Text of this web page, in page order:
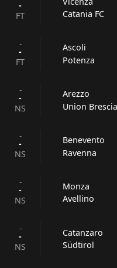
-
FT
Catania FC
-
-
FT
Ascoli
Potenza
-
-
NS
Arezzo
Union Brescia
-
-
NS
Benevento
Ravenna
-
-
NS
Monza
Avellino
-
-
NS
Catanzaro
Südtirol